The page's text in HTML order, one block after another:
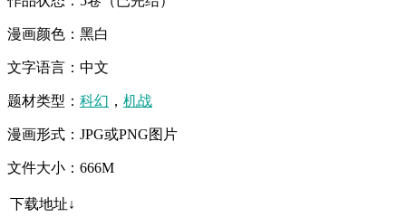
漫画颜色：黑白
文字语言：中文
题材类型： 科幻 ， 机战
漫画形式：JPG或PNG图片
文件大小：666M
下载地址↓